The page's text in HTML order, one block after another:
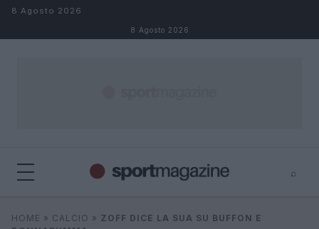
Salta al contenuto
8 Agosto 2026
8 Agosto 2026
⌕
Cerca
HOME » CALCIO » ZOFF DICE LA SUA SU BUFFON E